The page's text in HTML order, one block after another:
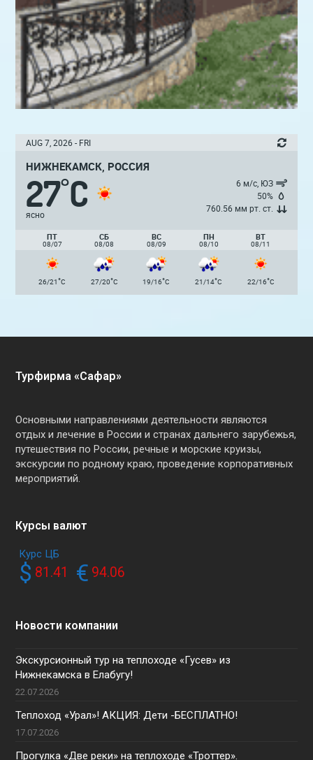
AUG 7, 2026 - FRI
НИЖНЕКАМСК, РОССИЯ
27°C
ясно
6 м/с, ЮЗ
50%
760.56 мм рт. ст.
ПТ
08/07
СБ
08/08
ВС
08/09
ПН
08/10
ВТ
08/11
26/21°C 27/20°C 19/16°C 21/14°C 22/16°C
Турфирма «Сафар»
Основными направлениями деятельности являются
отдых и лечение в России и странах дальнего зарубежья,
путешествия по России, речные и морские круизы,
экскурсии по родному краю, проведение корпоративных
мероприятий.
Курсы валют
Курс ЦБ
$ 81.41 € 94.06
Новости компании
Экскурсионный тур на теплоходе «Гусев» из
Нижнекамска в Елабугу!
22.07.2026
Теплоход «Урал»! АКЦИЯ: Дети -БЕСПЛАТНО!
17.07.2026
Прогулка «Две реки» на теплоходе «Троттер».